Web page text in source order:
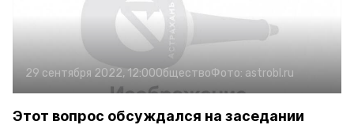
29 сентября 2022, 12:00ОбществоФото: astrobl.ru
Этот вопрос обсуждался на заседании